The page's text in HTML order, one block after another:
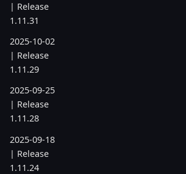
| Release
1.11.31
2025-10-02
| Release
1.11.29
2025-09-25
| Release
1.11.28
2025-09-18
| Release
1.11.24